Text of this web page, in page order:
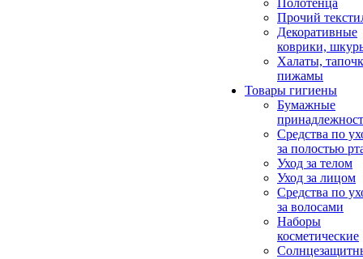
Полотенца
Прочий
Декоративные
коврики,
Халаты,
пижамы
Товары гигиены
Бумажные
Средства по
за полостью
Уход за телом
Уход за лицом
Средства по
за волосами
Наборы
косметические